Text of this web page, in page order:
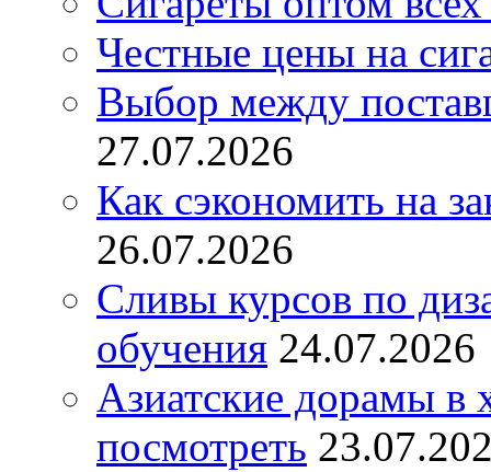
Честные цены на
Выбор между
27.07.2026
Как сэкономить на
26.07.2026
Сливы курсов по
обучения 24.07.2026
Азиатские дорамы в
посмотреть